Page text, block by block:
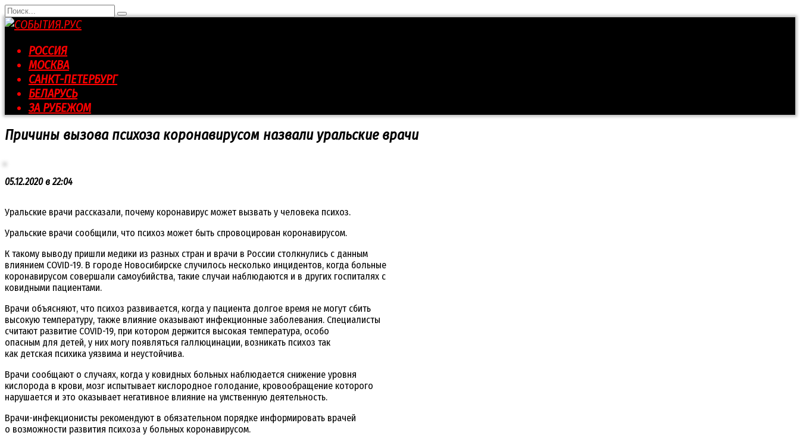
Перейти
к
контенту
Search
for:
РОССИЯ
МОСКВА
САНКТ-ПЕТЕРБУРГ
БЕЛАРУСЬ
ЗА РУБЕЖОМ
Причины вызова психоза коронавирусом назвали уральские врачи
05.12.2020 в 22:04
Уральские врачи рассказали, почему коронавирус может вызвать у человека психоз.
Уральские врачи сообщили, что психоз может быть спровоцирован коронавирусом.
К такому выводу пришли медики из разных стран и врачи в России столкнулись с данным
влиянием COVID-19. В городе Новосибирске случилось несколько инцидентов, когда больные
коронавирусом совершали самоубийства, такие случаи наблюдаются и в других госпиталях с
ковидными пациентами.
Врачи объясняют, что психоз развивается, когда у пациента долгое время не могут сбить
высокую температуру, также влияние оказывают инфекционные заболевания. Специалисты
считают развитие COVID-19, при котором держится высокая температура, особо
опасным для детей, у них могу появляться галлюцинации, возникать психоз так
как детская психика уязвима и неустойчива.
Врачи сообщают о случаях, когда у ковидных больных наблюдается снижение уровня
кислорода в крови, мозг испытывает кислородное голодание, кровообращение которого
нарушается и это оказывает негативное влияние на умственную деятельность.
Врачи-инфекционисты рекомендуют в обязательном порядке информировать врачей
о возможности развития психоза у больных коронавирусом.